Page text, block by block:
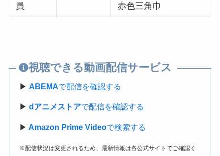
員
赤色三角巾
視聴できる動画配信サービス
▶ABEMAで配信を確認する
▶dアニメストアで配信を確認する
▶ Amazon Prime Videoで検索する
※配信状況は変更されるため、最新情報は各公式サイトでご確認く